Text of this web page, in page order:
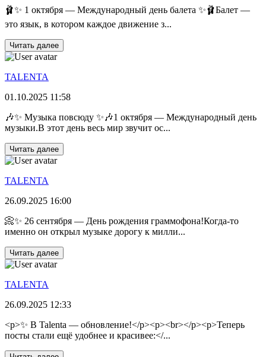
🩰✨ 1 октября — Международный день балета ✨🩰Балет —
это язык, в котором каждое движение з...
Читать далее
TALENTA
01.10.2025 11:58
🎶✨ Музыка повсюду ✨🎶1 октября — Международный день
музыки.В этот день весь мир звучит ос...
Читать далее
TALENTA
26.09.2025 16:00
📀✨ 26 сентября — День рождения граммофона!Когда-то
именно он открыл музыке дорогу к милли...
Читать далее
TALENTA
26.09.2025 12:33
<p>✨ В Talenta — обновление!</p><p><br></p><p>Теперь
посты стали ещё удобнее и красивее:</...